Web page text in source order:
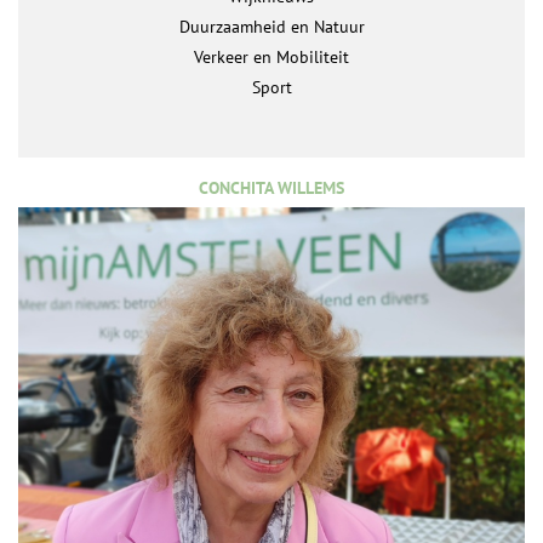
Duurzaamheid en Natuur
Verkeer en Mobiliteit
Sport
CONCHITA WILLEMS